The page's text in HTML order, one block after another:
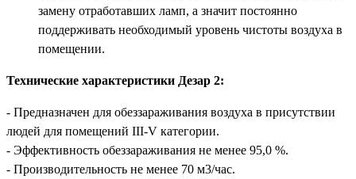
замену отработавших ламп, а значит постоянно
поддерживать необходимый уровень чистоты воздуха в
помещении.
Технические характеристики Дезар 2:
- Предназначен для обеззараживания воздуха в присутствии
людей для помещений III-V категории.
- Эффективность обеззараживания не менее 95,0 %.
- Производительность не менее 70 м3/час.